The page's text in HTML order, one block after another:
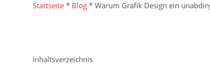
Startseite * Blog *Warum Grafik Design ein
Inhaltsverzeichnis